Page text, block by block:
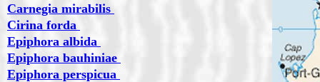
Carnegia mirabilis
Cirina forda
Epiphora albida
Epiphora bauhiniae
Epiphora perspicua